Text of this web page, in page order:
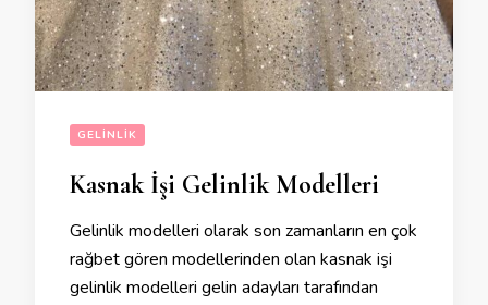
GELINLIK
Kasnak İşi Gelinlik Modelleri
Gelinlik modelleri olarak son zamanların en çok
rağbet gören modellerinden olan kasnak işi
gelinlik modelleri gelin adayları tarafından